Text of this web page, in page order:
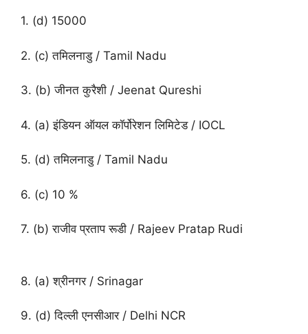
1. (d) 15000
2. (c) तमिलनाडु / Tamil Nadu
3. (b) जीनत कुरैशी / Jeenat Qureshi
4. (a) इंडियन ऑयल कॉर्पोरेशन लिमिटेड / IOCL
5. (d) तमिलनाडु / Tamil Nadu
6. (c) 10 %
7. (b) राजीव प्रताप रूडी / Rajeev Pratap Rudi
8. (a) श्रीनगर / Srinagar
9. (d) दिल्ली एनसीआर / Delhi NCR